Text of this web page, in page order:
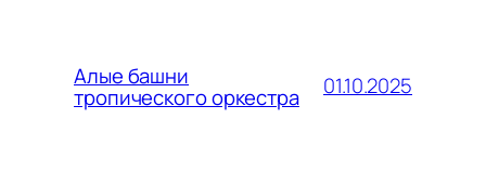
Алые башни
тропического оркестра 01.10.2025